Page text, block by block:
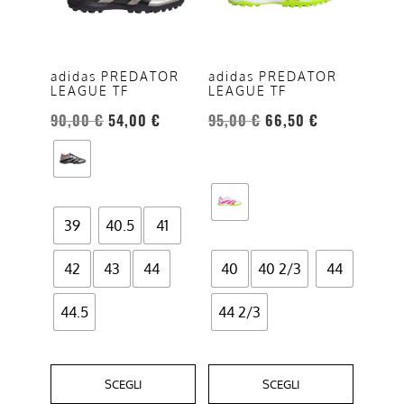
adidas PREDATOR
LEAGUE TF
90,00€ 54,00 €
39 40.5 41
42 43 44
44.5
SCEGLI
opzioni
possono
essere
scelte
nella
del
prodotto
adidas PREDATOR
LEAGUE TF
95,00€ 66,50 €
40 40 2/3 44
44 2/3
SCEGLI
opzioni
possono
essere
pagina
del